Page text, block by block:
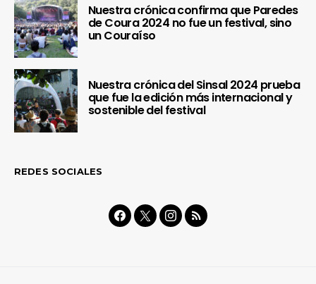
Nuestra crónica confirma que Paredes
de Coura 2024 no fue un festival, sino
un Couraíso
Nuestra crónica del Sinsal 2024 prueba
que fue la edición más internacional y
sostenible del festival
REDES SOCIALES